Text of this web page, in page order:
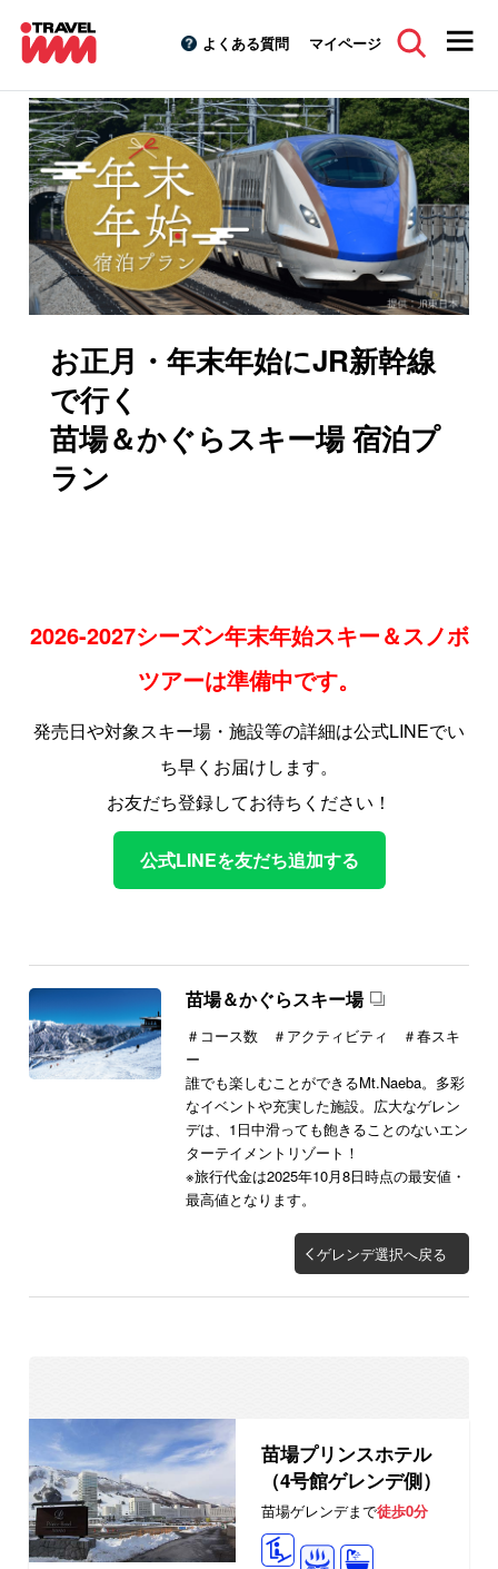
よくある質問
マイページ
スキーツアーTOP
お正月・年末年始ス
お正月・年末年始にJR新幹線
で行く
苗場＆かぐらスキー場 宿泊プ
ラン
2026-2027シーズン年末年始スキー＆スノボ
ツアーは準備中です。
発売日や対象スキー場・施設等の詳細は公式LINEでい
ち早くお届けします。
お友だち登録してお待ちください！
公式LINEを友だち追加する
苗場＆かぐらスキー場
＃コース数 ＃アクティビティ ＃春スキ
ー
誰でも楽しむことができるMt.Naeba。多彩
なイベントや充実した施設。広大なゲレン
デは、1日中滑っても飽きることのないエン
ターテイメントリゾート！
※旅行代金は2025年10月8日時点の最安値・
最高値となります。
ゲレンデ選択へ戻る
苗場プリンスホテル
（4号館ゲレンデ側）
苗場ゲレンデまで徒歩0分